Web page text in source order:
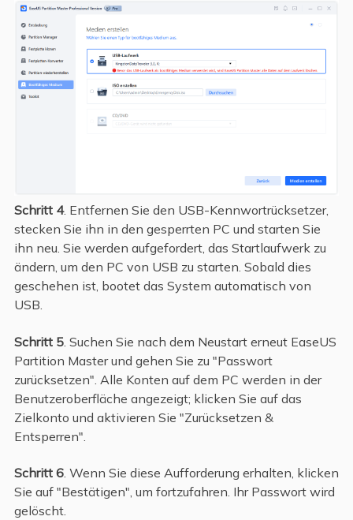
Schritt 4. Entfernen Sie den USB-Kennwortrücksetzer,
stecken Sie ihn in den gesperrten PC und starten Sie
ihn neu. Sie werden aufgefordert, das Startlaufwerk zu
ändern, um den PC von USB zu starten. Sobald dies
geschehen ist, bootet das System automatisch von
USB.
Schritt 5. Suchen Sie nach dem Neustart erneut EaseUS
Partition Master und gehen Sie zu "Passwort
zurücksetzen". Alle Konten auf dem PC werden in der
Benutzeroberfläche angezeigt; klicken Sie auf das
Zielkonto und aktivieren Sie "Zurücksetzen &
Entsperren".
Schritt 6. Wenn Sie diese Aufforderung erhalten, klicken
Sie auf "Bestätigen", um fortzufahren. Ihr Passwort wird
gelöscht.